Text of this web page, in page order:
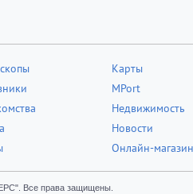
Карты
MPort
Недвижимость
Новости
Онлайн-магазин
Все права защищены.